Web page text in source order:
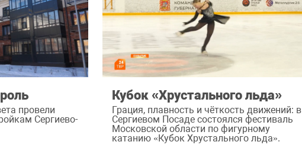
провели
Сергиево-
Кубок «Хрустального льда»
Грация, плавность и чёткость движений: в
Сергиевом Посаде состоялся фестиваль
Московской области по фигурному
катанию «Кубок Хрустального льда».